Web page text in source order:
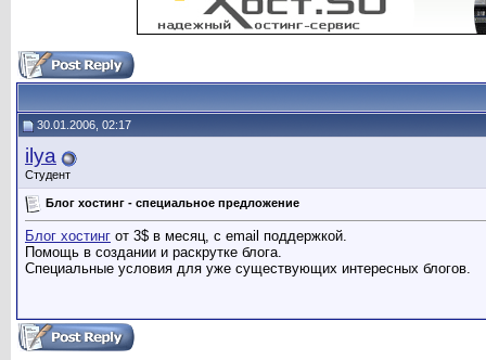
30.01.2006, 02:17
ilya
Студент
Блог хостинг - специальное предложение
Блог хостинг от 3$ в месяц, с email поддержкой.
Помощь в создании и раскрутке блога.
Специальные условия для уже существующих интересных блогов.